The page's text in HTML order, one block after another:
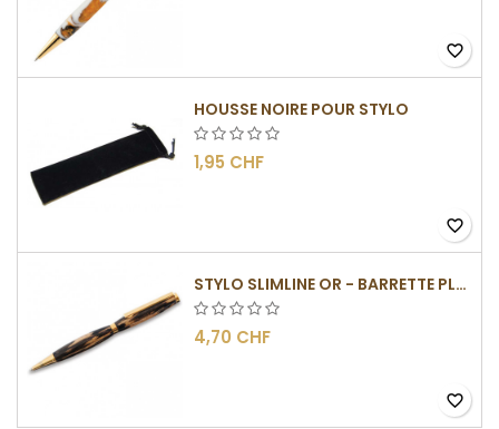
favorite_border
HOUSSE NOIRE POUR STYLO
1,95 CHF
favorite_border
STYLO SLIMLINE OR - BARRETTE PLATE
4,70 CHF
favorite_border